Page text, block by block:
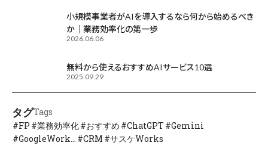
小規模事業者がAIを導入するなら何から始めるべき
か｜業務効率化の第一歩
2026.06.06
無料から使えるおすすめAIサービス10選
2025.09.29
タグTags
#FP #業務効率化#おすすめ #ChatGPT #Gemini
#GoogleWork... #CRM #サスケWorks